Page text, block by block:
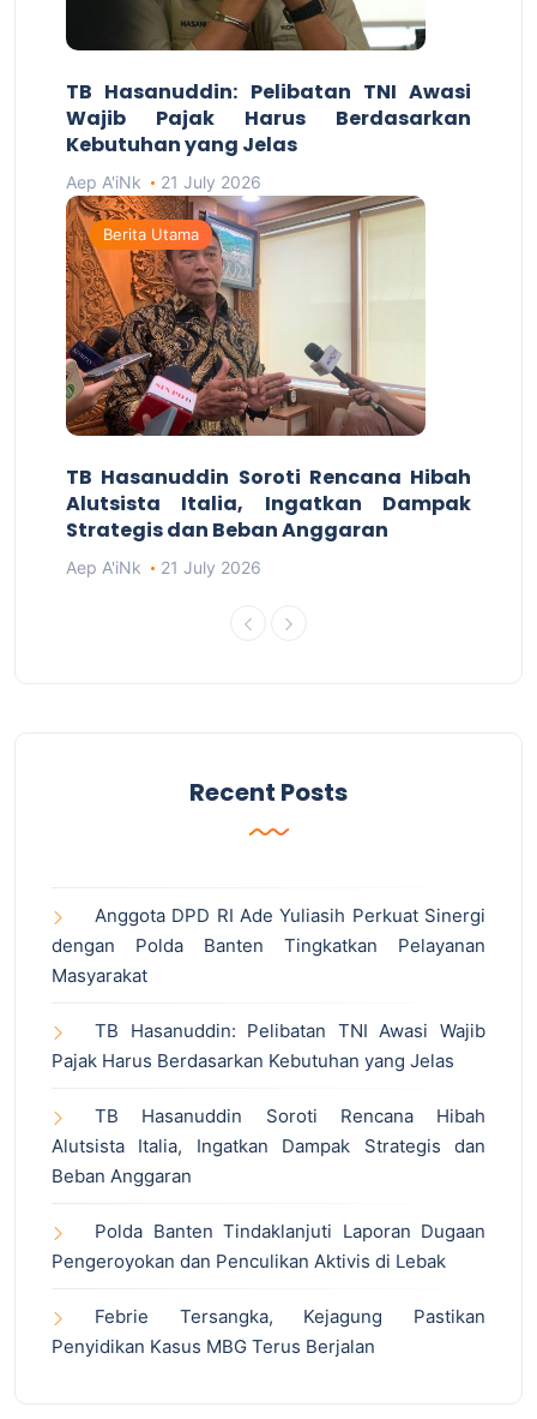
TB Hasanuddin: Pelibatan TNI Awasi
Wajib Pajak Harus Berdasarkan
Kebutuhan yang Jelas
Aep A'iNk 21 July 2026
Berita Utama
TB Hasanuddin Soroti Rencana Hibah
Alutsista Italia, Ingatkan Dampak
Strategis dan Beban Anggaran
Aep A'iNk 21 July 2026
Recent Posts
Anggota DPD RI Ade Yuliasih Perkuat Sinergi
dengan Polda Banten Tingkatkan Pelayanan
Masyarakat
TB Hasanuddin: Pelibatan TNI Awasi Wajib
Pajak Harus Berdasarkan Kebutuhan yang Jelas
TB Hasanuddin Soroti Rencana Hibah
Alutsista Italia, Ingatkan Dampak Strategis dan
Beban Anggaran
Polda Banten Tindaklanjuti Laporan Dugaan
Pengeroyokan dan Penculikan Aktivis di Lebak
Febrie Tersangka, Kejagung Pastikan
Penyidikan Kasus MBG Terus Berjalan